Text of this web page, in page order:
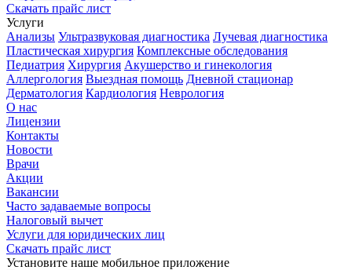
Скачать прайс лист
Услуги
Анализы Ультразвуковая диагностика Лучевая диагностика
Пластическая хирургия Комплексные обследования
Педиатрия Хирургия Акушерство и гинекология
Аллергология Выездная помощь Дневной стационар
Дерматология Кардиология Неврология
О нас
Лицензии
Контакты
Новости
Врачи
Акции
Вакансии
Часто задаваемые вопросы
Налоговый вычет
Услуги для юридических лиц
Скачать прайс лист
Установите наше мобильное приложение